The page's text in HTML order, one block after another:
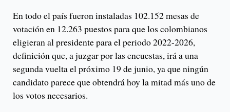
En todo el país fueron instaladas 102.152 mesas de
votación en 12.263 puestos para que los colombianos
eligieran al presidente para el periodo 2022-2026,
definición que, a juzgar por las encuestas, irá a una
segunda vuelta el próximo 19 de junio, ya que ningún
candidato parece que obtendrá hoy la mitad más uno de
los votos necesarios.